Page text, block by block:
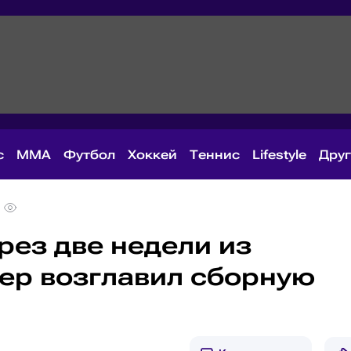
MMA Футбол Хоккей Теннис Lifestyle
две недели из
возглавил сборную